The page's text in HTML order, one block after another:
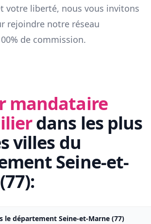
votre liberté, nous vous invitons
rejoindre notre réseau
de commission.
mandataire
dans les plus
villes du
Seine-et-
(77):
le département Seine-et-Marne (77)